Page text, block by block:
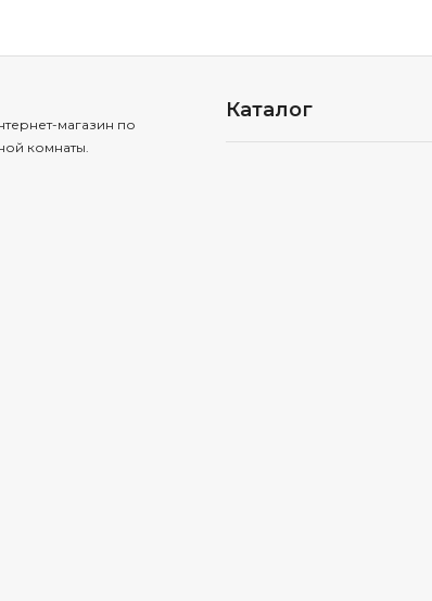
магазин по
комнаты.
Каталог